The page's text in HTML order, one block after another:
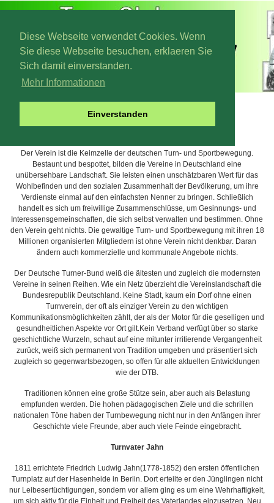
Diese Webseite verwendet Cookies. Wenn
Sie diese Webseite besuchen, erklaeren Sie
Sich damit einverstanden.
Mehr Informationen
Einverstanden
Turngeschichte
Der Verein ist die Keimzelle der deutschen Turn- und Sportbewegung.
Bestaunt und bespottet, bilden die Vereine in Deutschland eine
unübersehbare Landschaft. Sie leisten einen unschätzbaren Wert für das
Wohlbefinden und den sozialen Zusammenhalt der Bevölkerung, um ihre
Verdienste einmal auf den einfachsten Nenner zu bringen. Schließlich
handelt es sich um freiwillige Zusammenschlüsse, um Gesinnungs- und
Interessensgemeinschaften, die sich selbst verwalten und bestimmen. Ohne
den Verein geht nichts. Die gewaltige Turn- und Sportbewegung mit ihren 18
Millionen organisierten Mitgliedern ist ohne Verein nicht denkbar. Daran
ändern auch kommerzielle und kommunale Angebote nichts.
Der Deutsche Turner-Bund weiß die ältesten und zugleich die modernsten
Vereine in seinen Reihen. Wie ein Netz überzieht die Vereinslandschaft die
Bundesrepublik Deutschland. Keine Stadt, kaum ein Dorf ohne einen
Turnverein, der oft als einziger Verein zu den wichtigen
Kommunikationsmöglichkeiten zählt, der als der Motor für die geselligen und
gesundheitlichen Aspekte vor Ort gilt.Kein Verband verfügt über so starke
geschichtliche Wurzeln, schaut auf eine mitunter irritierende Vergangenheit
zurück, weiß sich permanent von Tradition umgeben und präsentiert sich
zugleich so gegenwartsbezogen, so offen für alle aktuellen Entwicklungen
wie der DTB.
Traditionen können eine große Stütze sein, aber auch als Belastung
empfunden werden. Die hohen pädagogischen Ziele und die schrillen
nationalen Töne haben der Turnbewegung nicht nur in den Anfängen ihrer
Geschichte viele Freunde, aber auch viele Feinde eingebracht.
Turnvater Jahn
1811 errichtete Friedrich Ludwig Jahn(1778-1852) den ersten öffentlichen
Turnplatz auf der Hasenheide in Berlin. Dort erteilte er den Jünglingen nicht
nur Leibesertüchtigungen, sondern vor allem ging es um eine Wehrhaftigkeit,
um sich aktiv für die Einheit und Freiheit des Vaterlandes einzusetzen. Neu